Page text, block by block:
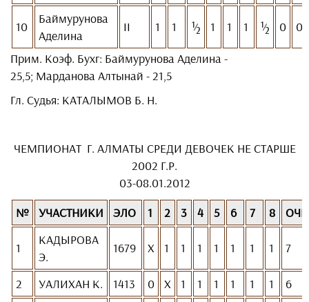
10
Баймурунова
Аделина
II 1 1 ½ 1 1 1 ½ 0
0
Прим. Коэф. Бухг: Баймурунова Аделина -
25,5; Марданова Алтынай - 21,5
Гл. Судья: КАТАЛЫМОВ Б. Н.
ЧЕМПИОНАТ Г. АЛМАТЫ СРЕДИ ДЕВОЧЕК НЕ СТАРШЕ
2002 Г.Р.
03-08.01.2012
№
УЧАСТНИКИ ЭЛО 1 2 3 4 5 6 7 8
1
КАДЫРОВА
Э.
1679 Х 1 1 1 1 1 1 1 7
2 УАЛИХАН К. 1413 0 Х 1 1 1 1 1 1 6